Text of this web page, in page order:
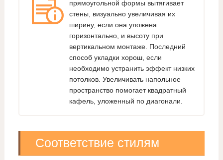
прямоугольной формы вытягивает
стены, визуально увеличивая их
ширину, если она уложена
горизонтально, и высоту при
вертикальном монтаже. Последний
способ укладки хорош, если
необходимо устранить эффект низких
потолков. Увеличивать напольное
пространство помогает квадратный
кафель, уложенный по диагонали.
Соответствие стилям